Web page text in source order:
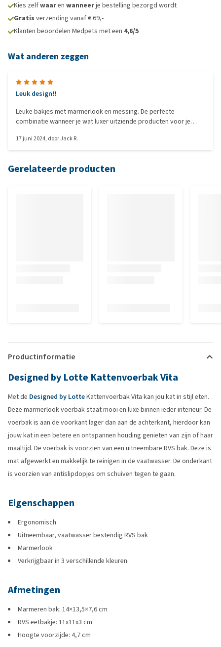
Kies zelfwaaren wanneerje bestelling bezorgd wordt
Gratis verzending vanaf € 69,-
Klanten beoordelen Medpets met een 4,6/5
Wat anderen zeggen
Leuk design!!
Leuke bakjes met marmerlook en messing. De perfecte
combinatie wanneer je wat luxer uitziende producten voor je
huiskamer.
17 juni 2024, doorJack R.
Gerelateerde producten
Productinformatie
Designed by Lotte Kattenvoerbak Vita
Met de Designed by LotteKattenvoerbak Vita kan jou kat in stijl eten.
Deze marmerlook voerbak staat mooi en luxe binnen ieder interieur. De
voerbak is aan de voorkant lager dan aan de achterkant, hierdoor kan
jouw kat in een betere en ontspannen houding genieten van zijn of haar
maaltijd. De voerbak is voorzien van een uitneembare RVS bak. Deze is
mat afgewerkt en makkelijk te reinigen in de vaatwasser. De onderkant
is voorzien van antislipdopjes om schuiven tegen te gaan.
Eigenschappen
Ergonomisch
Uitneembaar, vaatwasser bestendig RVS bak
Marmerlook
Verkrijgbaar in 3 verschillende kleuren
Afmetingen
Marmeren bak: 14×13,5×7,6 cm
RVS eetbakje: 11x11x3 cm
Hoogte voorzijde: 4,7 cm